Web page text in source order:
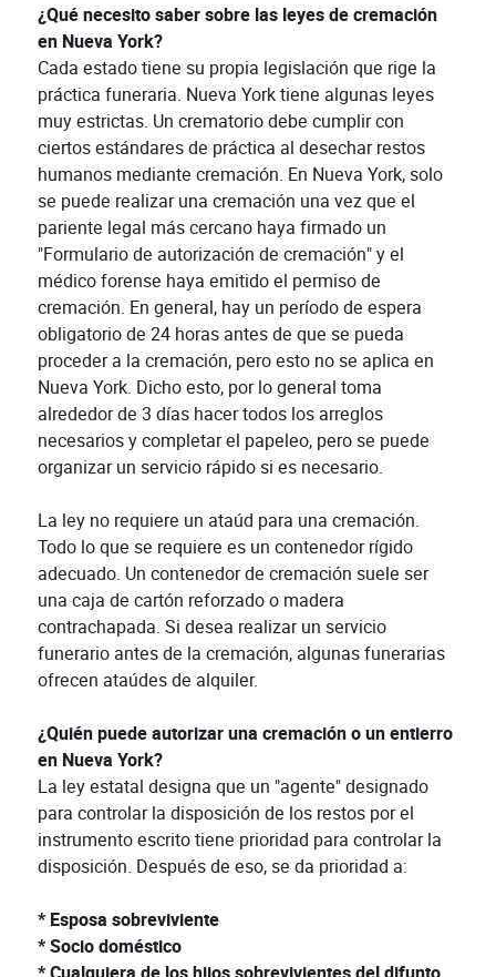
¿Qué necesito saber sobre las leyes de cremación
en Nueva York?
Cada estado tiene su propia legislación que rige la
práctica funeraria. Nueva York tiene algunas leyes
muy estrictas. Un crematorio debe cumplir con
ciertos estándares de práctica al desechar restos
humanos mediante cremación. En Nueva York, solo
se puede realizar una cremación una vez que el
pariente legal más cercano haya firmado un
"Formulario de autorización de cremación" y el
médico forense haya emitido el permiso de
cremación. En general, hay un período de espera
obligatorio de 24 horas antes de que se pueda
proceder a la cremación, pero esto no se aplica en
Nueva York. Dicho esto, por lo general toma
alrededor de 3 días hacer todos los arreglos
necesarios y completar el papeleo, pero se puede
organizar un servicio rápido si es necesario.
La ley no requiere un ataúd para una cremación.
Todo lo que se requiere es un contenedor rígido
adecuado. Un contenedor de cremación suele ser
una caja de cartón reforzado o madera
contrachapada. Si desea realizar un servicio
funerario antes de la cremación, algunas funerarias
ofrecen ataúdes de alquiler.
¿Quién puede autorizar una cremación o un entierro
en Nueva York?
La ley estatal designa que un "agente" designado
para controlar la disposición de los restos por el
instrumento escrito tiene prioridad para controlar la
disposición. Después de eso, se da prioridad a:
* Esposa sobreviviente
* Socio doméstico